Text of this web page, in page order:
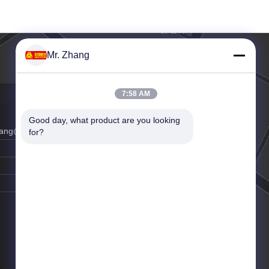
Mr. Zhang
7:58 AM
Good day, what product are you looking
for?